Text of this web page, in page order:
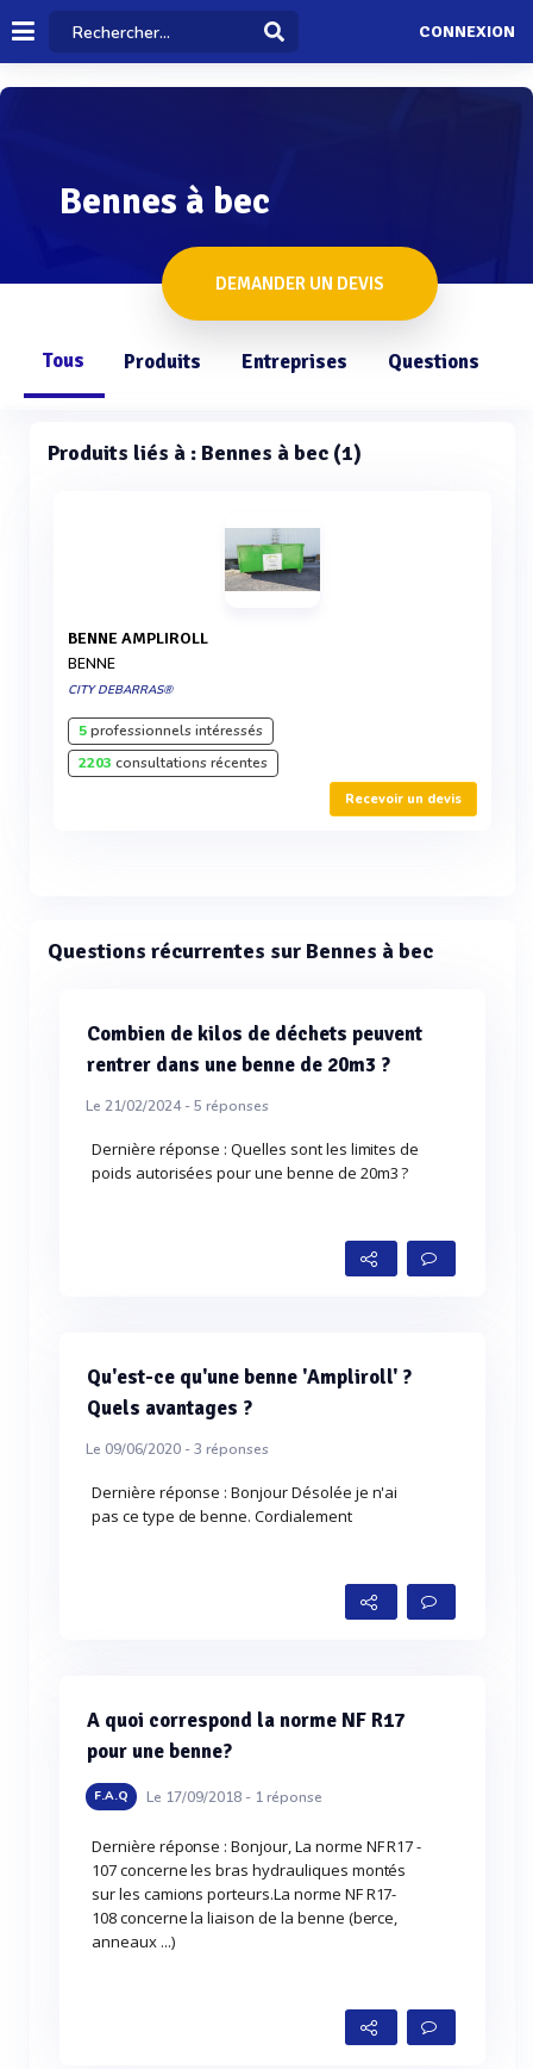
CONNEXION
Bennes à bec
DEMANDER UN DEVIS
Tous Produits Entreprises Questions
Produits liés à : Bennes à bec (1)
BENNE AMPLIROLL
BENNE
CITY DEBARRAS®
5professionnels intéressés
2203 consultations récentes
Recevoir un devis
Questions récurrentes sur Bennes à bec
Combien de kilos de déchets peuvent
rentrer dans une benne de 20m3 ?
Le 21/02/2024 -5 réponses
Dernière réponse : Quelles sont les limites de
poids autorisées pour une benne de 20m3 ?
Qu'est-ce qu'une benne 'Ampliroll' ?
Quels avantages ?
Le 09/06/2020 -3 réponses
Dernière réponse : Bonjour Désolée je n'ai
pas ce type de benne. Cordialement
A quoi correspond la norme NF R17
pour une benne?
F.A.Q Le 17/09/2018 - 1réponse
Dernière réponse : Bonjour, La norme NF R17 -
107 concerne les bras hydrauliques montés
sur les camions porteurs.La norme NF R17-
108 concerne la liaison de la benne (berce,
anneaux ...)